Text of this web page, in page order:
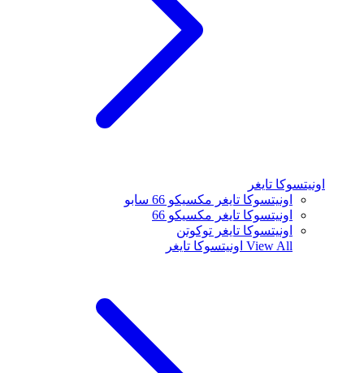
اونيتسوكا تايغر
اونيتسوكا تايغر مكسيكو 66 سابو
اونيتسوكا تايغر مكسيكو 66
اونيتسوكا تايغر توكوتن
View All اونيتسوكا تايغر